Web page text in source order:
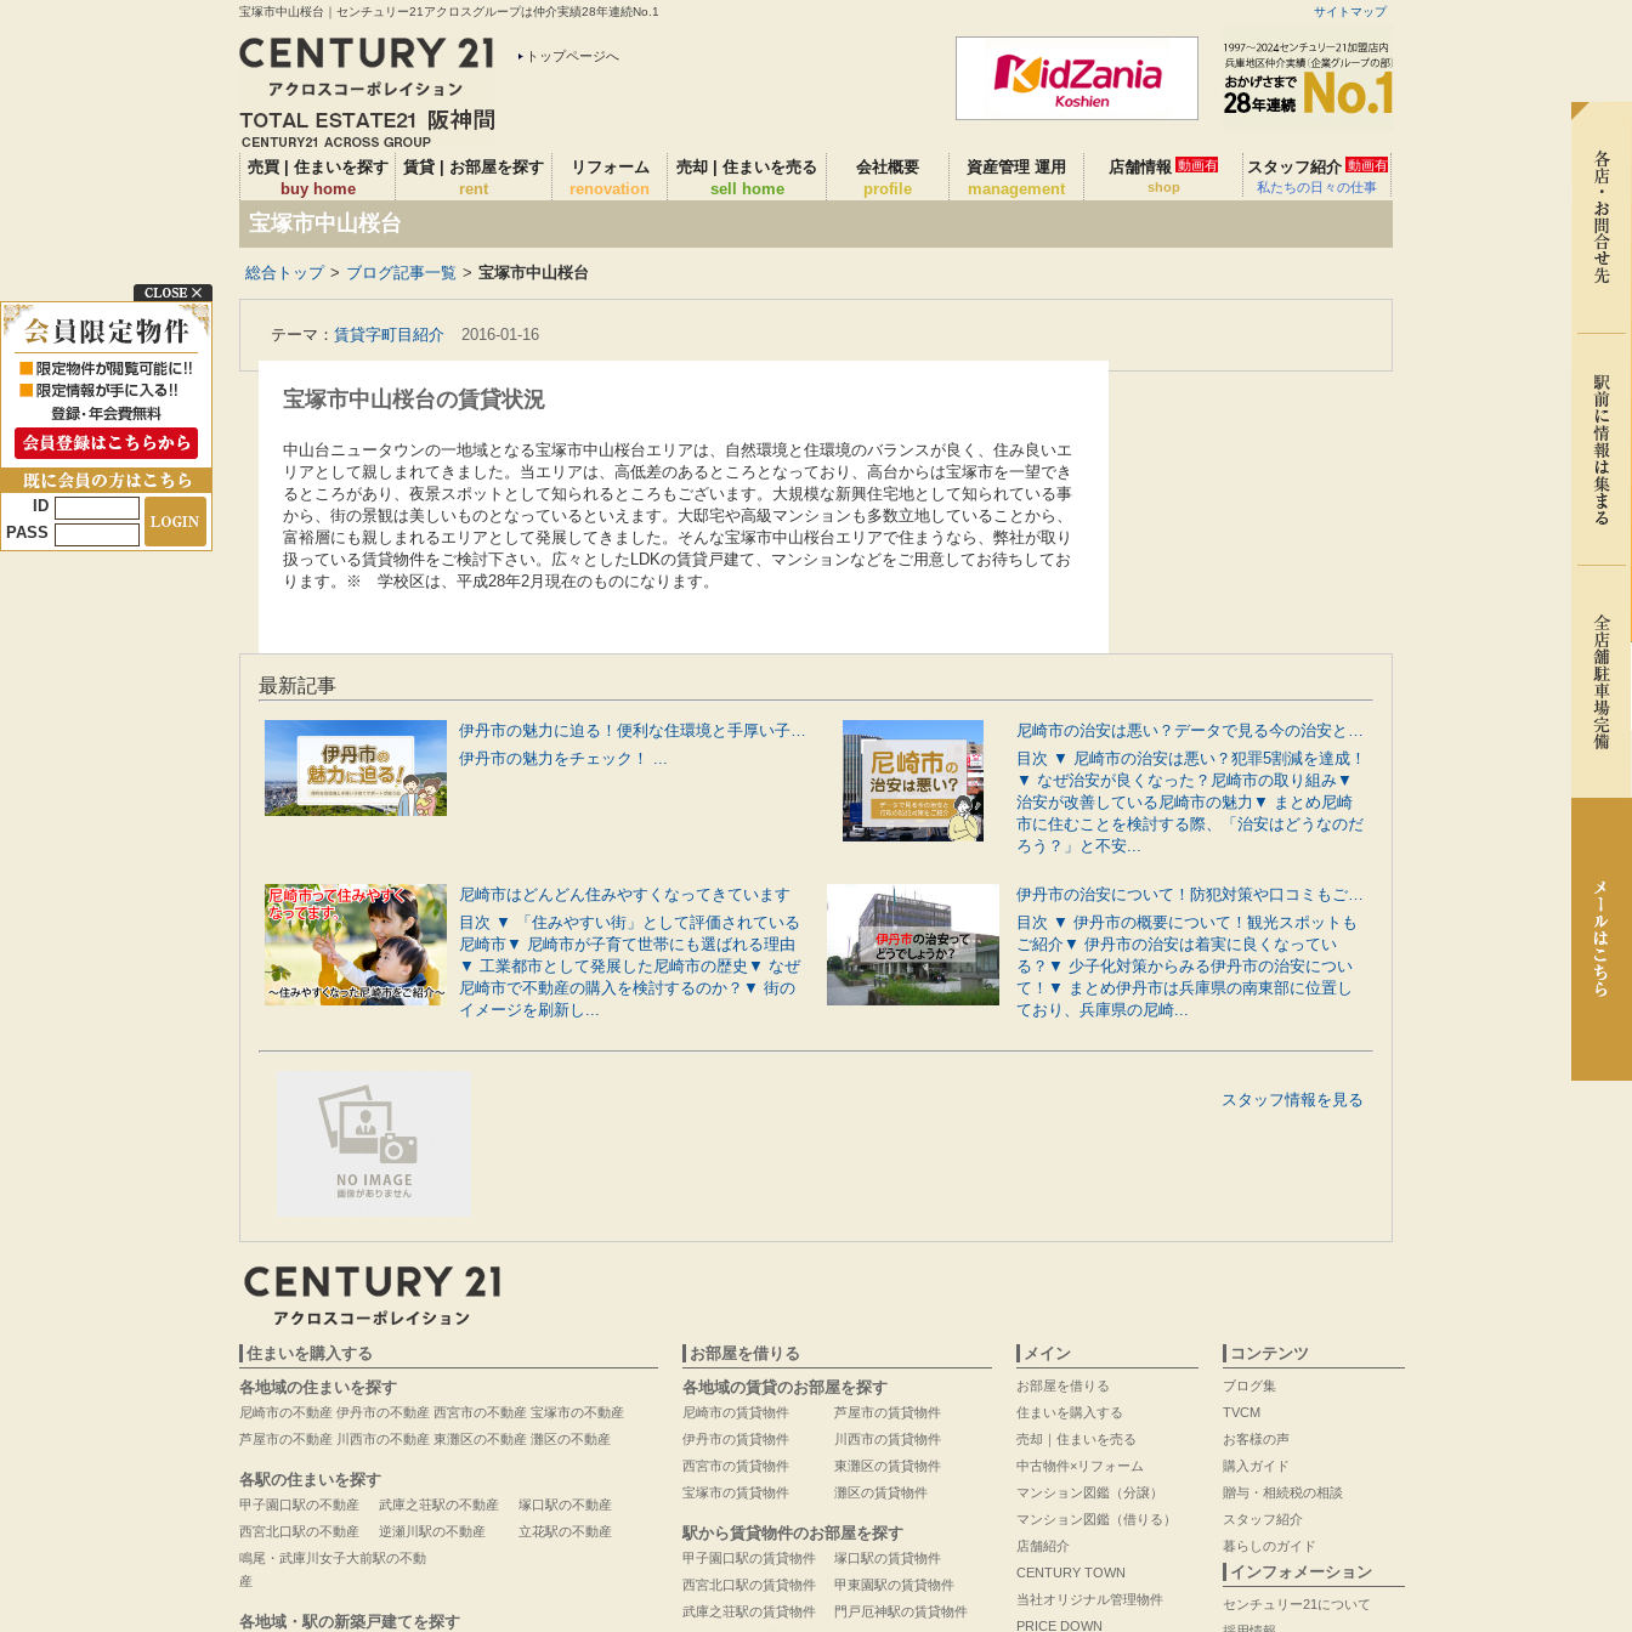
宝塚市中山桜台｜センチュリー21アクロスグループは仲介実績28年連続No.1 サイトマップ
トップページへ
売買 | 住まいを探す
buy home
賃貸 | お部屋を探す
rent
リフォーム
renovation
売却 | 住まいを売る
sell home
会社概要
profile
資産管理 運用
management
店舗情報 動画有
shop
スタッフ紹介 動画有
私たちの日々の仕事
宝塚市中山桜台
総合トップ > ブログ記事一覧 > 宝塚市中山桜台
テーマ： 賃貸字町目紹介 2016-01-16
宝塚市中山桜台の賃貸状況
中山台ニュータウンの一地域となる宝塚市中山桜台エリアは、自然環境と住環境のバランスが良く、住み良いエ
リアとして親しまれてきました。当エリアは、高低差のあるところとなっており、高台からは宝塚市を一望でき
るところがあり、夜景スポットとして知られるところもございます。大規模な新興住宅地として知られている事
から、街の景観は美しいものとなっているといえます。大邸宅や高級マンションも多数立地していることから、
富裕層にも親しまれるエリアとして発展してきました。そんな宝塚市中山桜台エリアで住まうなら、弊社が取り
扱っている賃貸物件をご検討下さい。広々としたLDKの賃貸戸建て、マンションなどをご用意してお待ちしてお
ります。※ 学校区は、平成28年2月現在のものになります。
最新記事
伊丹市の魅力に迫る！便利な住環境と手厚い子育てサポートが揃う街
伊丹市の魅力をチェック！ ...
尼崎市の治安は悪い？データで見る今の治安と行政の防犯対策をご紹介
目次 ▼ 尼崎市の治安は悪い？犯罪5割減を達成！
▼ なぜ治安が良くなった？尼崎市の取り組み▼
治安が改善している尼崎市の魅力▼ まとめ尼崎
市に住むことを検討する際、「治安はどうなのだ
ろう？」と不安...
尼崎市はどんどん住みやすくなってきています
目次 ▼ 「住みやすい街」として評価されている
尼崎市▼ 尼崎市が子育て世帯にも選ばれる理由
▼ 工業都市として発展した尼崎市の歴史▼ なぜ
尼崎市で不動産の購入を検討するのか？▼ 街の
イメージを刷新し...
伊丹市の治安について！防犯対策や口コミもご紹介
目次 ▼ 伊丹市の概要について！観光スポットも
ご紹介▼ 伊丹市の治安は着実に良くなってい
る？▼ 少子化対策からみる伊丹市の治安につい
て！▼ まとめ伊丹市は兵庫県の南東部に位置し
ており、兵庫県の尼崎...
スタッフ情報を見る
住まいを購入する
各地域の住まいを探す
尼崎市の不動産
芦屋市の不動産
伊丹市の不動産
川西市の不動産
西宮市の不動産
東灘区の不動産
宝塚市の不動産
灘区の不動産
各駅の住まいを探す
甲子園口駅の不動産
西宮北口駅の不動産
武庫之荘駅の不動産
逆瀬川駅の不動産
塚口駅の不動産
立花駅の不動産
鳴尾・武庫川女子大前駅の不動
産
各地域・駅の新築戸建てを探す
お部屋を借りる
各地域の賃貸のお部屋を探す
尼崎市の賃貸物件
伊丹市の賃貸物件
西宮市の賃貸物件
宝塚市の賃貸物件
芦屋市の賃貸物件
川西市の賃貸物件
東灘区の賃貸物件
灘区の賃貸物件
駅から賃貸物件のお部屋を探す
甲子園口駅の賃貸物件
西宮北口駅の賃貸物件
武庫之荘駅の賃貸物件
塚口駅の賃貸物件
甲東園駅の賃貸物件
門戸厄神駅の賃貸物件
メイン
お部屋を借りる
住まいを購入する
売却｜住まいを売る
中古物件×リフォーム
マンション図鑑（分譲）
マンション図鑑（借りる）
店舗紹介
CENTURY TOWN
当社オリジナル管理物件
PRICE DOWN
コンテンツ
ブログ集
TVCM
お客様の声
購入ガイド
贈与・相続税の相談
スタッフ紹介
暮らしのガイド
インフォメーション
センチュリー21について
ID
PASS